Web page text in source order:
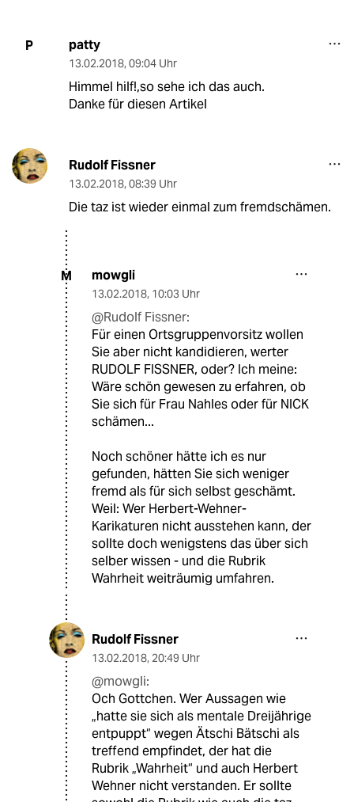
P patty
13.02.2018, 09:04 Uhr
Himmel hilf!,so sehe ich das auch.
Danke für diesen Artikel
Rudolf Fissner
13.02.2018, 08:39 Uhr
Die taz ist wieder einmal zum fremdschämen.
M mowgli
13.02.2018, 10:03 Uhr
@Rudolf Fissner:
Für einen Ortsgruppenvorsitz wollen
Sie aber nicht kandidieren, werter
RUDOLF FISSNER, oder? Ich meine:
Wäre schön gewesen zu erfahren, ob
Sie sich für Frau Nahles oder für NICK
schämen...
Noch schöner hätte ich es nur
gefunden, hätten Sie sich weniger
fremd als für sich selbst geschämt.
Weil: Wer Herbert-Wehner-
Karikaturen nicht ausstehen kann, der
sollte doch wenigstens das über sich
selber wissen - und die Rubrik
Wahrheit weiträumig umfahren.
Rudolf Fissner
13.02.2018, 20:49 Uhr
@mowgli:
Och Gottchen. Wer Aussagen wie
„hatte sie sich als mentale Dreijährige
entpuppt“ wegen Ätschi Bätschi als
treffend empfindet, der hat die
Rubrik „Wahrheit“ und auch Herbert
Wehner nicht verstanden. Er sollte